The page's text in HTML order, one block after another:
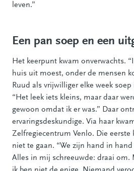
leven.”
Een pan soep en een
Het keerpunt kwam onverwachts.
huis uit moest, onder de mensen
Ruud als vrijwilliger elke week
“Het leek iets kleins, maar daar
gewoon omdat ik er was.” Daar
ervaringsdeskundige. Via haar
Zelfregiecentrum Venlo. Die eerste
niet te gaan. “We zijn hand in
Alles in mij schreeuwde: draai om.